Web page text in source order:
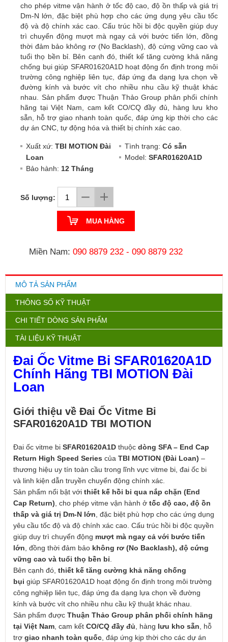
cho phép vitme vận hành ở tốc độ cao, độ ồn thấp và giá trị
Dm-N lớn, đặc biệt phù hợp cho các ứng dụng yêu cầu tốc
độ và độ chính xác cao. Cấu trúc hồi bi độc quyền giúp duy
trì chuyển động mượt mà ngay cả với bước tiến lớn, đồng
thời đảm bảo không rơ (No Backlash), độ cứng vững cao và
tuổi thọ bền bỉ. Bên cạnh đó, thiết kế tăng cường khả năng
chống bụi giúp SFAR01620A1D hoạt động ổn định trong môi
trường công nghiệp liên tục, đáp ứng đa dạng lựa chọn về
đường kính và bước vít cho nhiều nhu cầu kỹ thuật khác
nhau. Sản phẩm được Thuận Thảo Group phân phối chính
hãng tại Việt Nam, cam kết CO/CQ đầy đủ, hàng lưu kho
sẵn, hỗ trợ giao nhanh toàn quốc, đáp ứng kịp thời cho các
dự án CNC, tự động hóa và thiết bị chính xác cao.
Xuất xứ: TBI MOTION Đài
Loan
Tình trạng: Có sẵn
Model: SFAR01620A1D
Bảo hành: 12 Tháng
Số lượng:
MUA HÀNG
Miền Nam: 090 8879 232 - 090 8879 232
MÔ TẢ SẢN PHẨM
THÔNG SỐ KỸ THUẬT
CHI TIẾT DÒNG SẢN PHẨM
TÀI LIỆU KỸ THUẬT
Đai Ốc Vitme Bi SFAR01620A1D
Chính Hãng TBI MOTION Đài
Loan
Giới thiệu về Đai Ốc Vitme Bi
SFAR01620A1D TBI MOTION
Đai ốc vitme bi SFAR01620A1D thuộc dòng SFA – End Cap
Return High Speed Series của TBI MOTION (Đài Loan) –
thương hiệu uy tín toàn cầu trong lĩnh vực vitme bi, đai ốc bi
và linh kiện dẫn truyền chuyển động chính xác.
Sản phẩm nổi bật với thiết kế hồi bi qua nắp chặn (End
Cap Return) , cho phép vitme vận hành ở tốc độ cao, độ ồn
thấp và giá trị Dm-N lớn , đặc biệt phù hợp cho các ứng dụng
yêu cầu tốc độ và độ chính xác cao. Cấu trúc hồi bi độc quyền
giúp duy trì chuyển động mượt mà ngay cả với bước tiến
lớn , đồng thời đảm bảo không rơ (No Backlash), độ cứng
vững cao và tuổi thọ bền bỉ
Bên cạnh đó, thiết kế tăng cường khả năng chống
bụi giúp SFAR01620A1D hoạt động ổn định trong môi trường
công nghiệp liên tục, đáp ứng đa dạng lựa chọn về đường
kính và bước vít cho nhiều nhu cầu kỹ thuật khác nhau.
Sản phẩm được Thuận Thảo Group phân phối chính hãng
tại Việt Nam , cam kết CO/CQ đầy đủ , hàng lưu kho sẵn , hỗ
trợ giao nhanh toàn quốc , đáp ứng kịp thời cho các dự án